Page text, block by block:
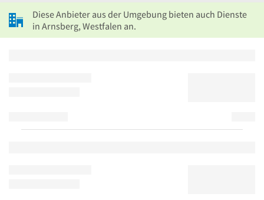
Diese Anbieter aus der Umgebung bieten auch Dienste
in Arnsberg, Westfalen an.